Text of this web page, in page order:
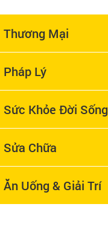
Thương Mại
Pháp Lý
Sức Khỏe Đời Sống
Sửa Chữa
Ăn Uống & Giải Trí